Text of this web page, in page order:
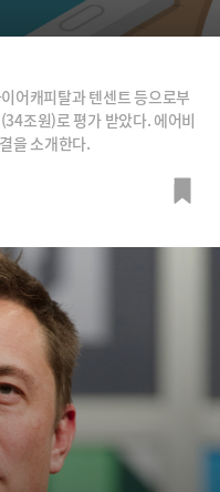
어캐피탈과 텐센트 등으로부
조원)로 평가 받았다. 에어비
을 소개한다.